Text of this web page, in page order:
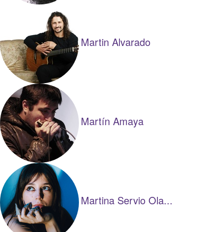
Martin Alvarado
Martín Amaya
Martina Servio Ola...